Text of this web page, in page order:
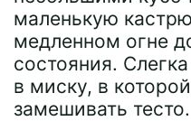
маленькую
медленном огне
состояния.
в миску, в
замешивать тесто.